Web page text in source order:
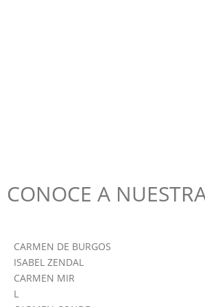
CONOCE A
CARMEN DE BURGOS
ISABEL ZENDAL
CARMEN MIR
L